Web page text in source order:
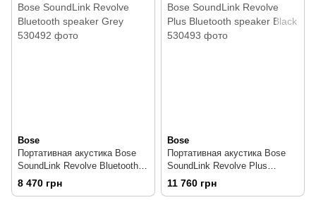
Bose
Портативная акустика Bose
SoundLink Revolve Bluetooth
speaker Grey
8 470 грн
Bose
Портативная акустика Bose
SoundLink Revolve Plus
Bluetooth speaker Black
11 760 грн